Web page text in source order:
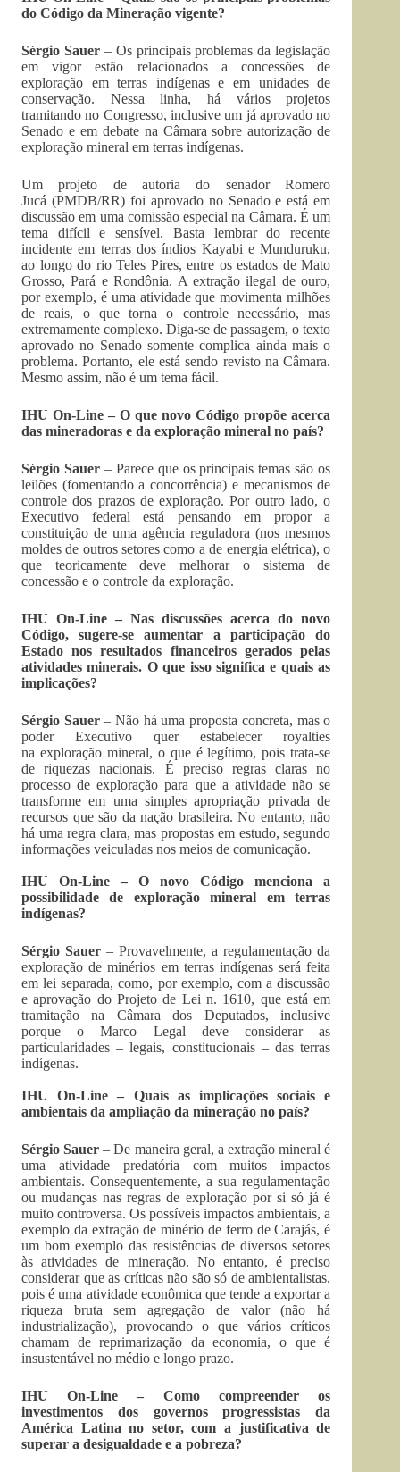
do Código da Mineração vigente?
Sérgio Sauer– Os principais problemas da legislação
em vigor estão relacionados a concessões de
exploração em terras indígenas e em unidades de
conservação. Nessa linha, há vários projetos
tramitando no Congresso, inclusive um já aprovado no
Senado e em debate na Câmara sobre autorização de
exploração mineral em terras indígenas.
Um projeto de autoria do senador Romero
Jucá (PMDB/RR) foi aprovado no Senado e está em
discussão em uma comissão especial na Câmara. É um
tema difícil e sensível. Basta lembrar do recente
incidente em terras dos índios Kayabi e Munduruku,
ao longo do rio Teles Pires, entre os estados de Mato
Grosso, Pará e Rondônia. A extração ilegal de ouro,
por exemplo, é uma atividade que movimenta milhões
de reais, o que torna o controle necessário, mas
extremamente complexo. Diga-se de passagem, o texto
aprovado no Senado somente complica ainda mais o
problema. Portanto, ele está sendo revisto na Câmara.
Mesmo assim, não é um tema fácil.
IHU On-Line – O que novo Código propõe acerca
das mineradoras e da exploração mineral no país?
Sérgio Sauer– Parece que os principais temas são os
leilões (fomentando a concorrência) e mecanismos de
controle dos prazos de exploração. Por outro lado, o
Executivo federal está pensando em propor a
constituição de uma agência reguladora (nos mesmos
moldes de outros setores como a de energia elétrica), o
que teoricamente deve melhorar o sistema de
concessão e o controle da exploração.
IHU On-Line – Nas discussões acerca do novo
Código, sugere-se aumentar a participação do
Estado nos resultados financeiros gerados pelas
atividades minerais. O que isso significa e quais as
implicações?
Sérgio Sauer– Não há uma proposta concreta, mas o
poder Executivo quer estabelecer royalties
na exploração mineral, o que é legítimo, pois trata-se
de riquezas nacionais. É preciso regras claras no
processo de exploração para que a atividade não se
transforme em uma simples apropriação privada de
recursos que são da nação brasileira. No entanto, não
há uma regra clara, mas propostas em estudo, segundo
informações veiculadas nos meios de comunicação.
IHU On-Line – O novo Código menciona a
possibilidade de exploração mineral em terras
indígenas?
Sérgio Sauer – Provavelmente, a regulamentação da
exploração de minérios em terras indígenas será feita
em lei separada, como, por exemplo, com a discussão
e aprovação do Projeto de Lei n. 1610, que está em
tramitação na Câmara dos Deputados, inclusive
porque o Marco Legal deve considerar as
particularidades – legais, constitucionais – das terras
indígenas.
IHU On-Line – Quais as implicações sociais e
ambientais da ampliação da mineração no país?
Sérgio Sauer – De maneira geral, a extração mineral é
uma atividade predatória com muitos impactos
ambientais. Consequentemente, a sua regulamentação
ou mudanças nas regras de exploração por si só já é
muito controversa. Os possíveis impactos ambientais, a
exemplo da extração de minério de ferro de Carajás, é
um bom exemplo das resistências de diversos setores
às atividades de mineração. No entanto, é preciso
considerar que as críticas não são só de ambientalistas,
pois é uma atividade econômica que tende a exportar a
riqueza bruta sem agregação de valor (não há
industrialização), provocando o que vários críticos
chamam de reprimarização da economia, o que é
insustentável no médio e longo prazo.
IHU On-Line – Como compreender os
investimentos dos governos progressistas da
América Latina no setor, com a justificativa de
superar a desigualdade e a pobreza?